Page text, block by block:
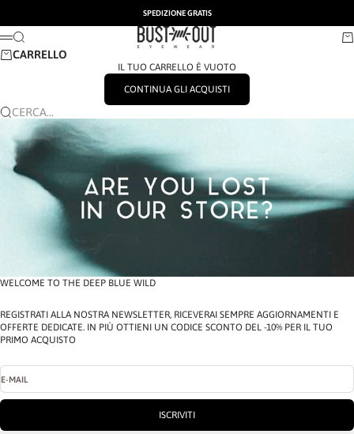
SPEDIZIONE GRATIS
BUSTOUT EYEWEAR
MENÙ
CERCA
CARRELLO
IL TUO CARRELLO È VUOTO
CONTINUA GLI ACQUISTI
CERCA...
WELCOME TO THE DEEP BLUE WILD
REGISTRATI ALLA NOSTRA NEWSLETTER, RICEVERAI SEMPRE AGGIORNAMENTI E
OFFERTE DEDICATE. IN PIÙ OTTIENI UN CODICE SCONTO DEL -10% PER IL TUO
PRIMO ACQUISTO
E-MAIL
ISCRIVITI